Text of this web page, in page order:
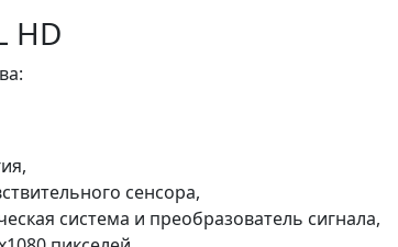
HD
сенсора,
система и преобразователь сигнала,